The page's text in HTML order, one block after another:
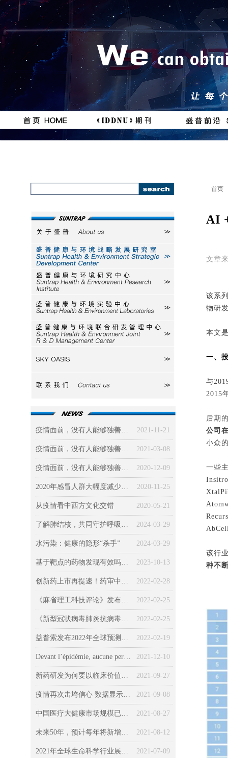
按钮
#
按钮
AI
文章
该系
物研
本文
一、
与
2015
后期
公司
小众
一些
该行
种不
关于盛普
研究室
研究中心
实验中心
研发中心
联系我们
首页
2021-11-21
疫情面前，没有人能够独善其身（三）社会篇：被政治、经济、道德三驾马车“绑架”的新冠病毒
2021-03-08
疫情面前，没有人能够独善其身（二）环境篇
2020-12-09
疫情面前，没有人能够独善其身（一）健康篇
2020-11-25
2020年感冒人群大幅度减少，不感冒意味着身体变好？
2020-05-21
从疫情看中西方文化交错
2024-03-29
了解肺结核，共同守护呼吸健康
2024-03-29
水污染：健康的隐形“杀手”
2023-10-13
基于靶点的药物发现有效吗？所有药物的发现和“非靶向”机制
2022-02-28
创新药上市再提速！药审中心发布最新《加快创新药上市申请审评工作程序（试行）》征求意见稿
2022-02-25
《麻省理工科技评论》发布2022年全球十大突破性技术
2022-02-25
《新型冠状病毒肺炎抗病毒新药临床试验技术指导原则（试行）》发布
2022-02-19
益普索发布2022年全球预测：新冠、环境、经济、社会、技术……
2021-12-10
Devant l’épidémie, aucune personne ne pouvait pas être épargnée (Chapitre 3 : la société) : Le COVID-19 « kidnappé » par la politique, l’économie et la morale
2021-09-27
新药研发为何要以临床价值为导向？药监局首次权威解读
2021-09-08
疫情再次击垮信心 数据显示全球经济复苏依然寸步难行
2021-08-27
中国医疗大健康市场规模已达13万亿元，院外健康管理成未来投资热点
2021-08-12
未来50年，预计每年将新增3400万癌症病例，癌症患者数翻倍！
2021-07-09
2021年全球生命科学行业展望：让可能成为现实，保持发展势头
111111